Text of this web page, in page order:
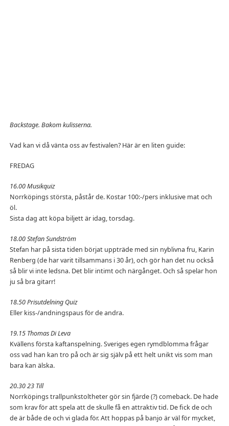
Backstage. Bakom kulisserna.
Vad kan vi då vänta oss av festivalen? Här är en liten guide:
FREDAG
16.00 Musikquiz
Norrköpings största, påstår de. Kostar 100:-/pers inklusive mat och
öl.
Sista dag att köpa biljett är idag, torsdag.
18.00 Stefan Sundström
Stefan har på sista tiden börjat uppträde med sin nyblivna fru, Karin
Renberg (de har varit tillsammans i 30 år), och gör han det nu också
så blir vi inte ledsna. Det blir intimt och närgånget. Och så spelar hon
ju så bra gitarr!
18.50 Prisutdelning Quiz
Eller kiss-/andningspaus för de andra.
19.15 Thomas Di Leva
Kvällens första kaftanspelning. Sveriges egen rymdblomma frågar
oss vad han kan tro på och är sig själv på ett helt unikt vis som man
bara kan älska.
20.30 23 Till
Norrköpings trallpunkstoltheter gör sin fjärde (?) comeback. De hade
som krav för att spela att de skulle få en attraktiv tid. De fick de och
de är både de och vi glada för. Att hoppas på banjo är väl för mycket,